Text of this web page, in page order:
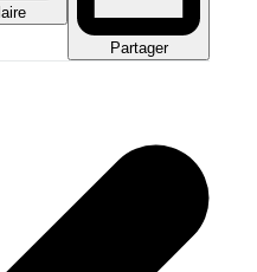
Partager